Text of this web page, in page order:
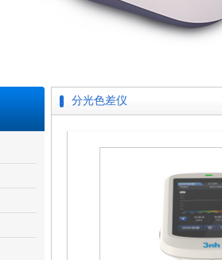
分光色差仪